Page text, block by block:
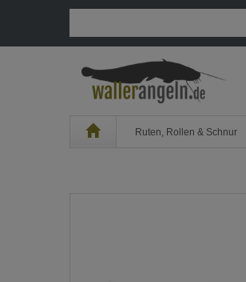
Home Ruten, Rollen & Schnur